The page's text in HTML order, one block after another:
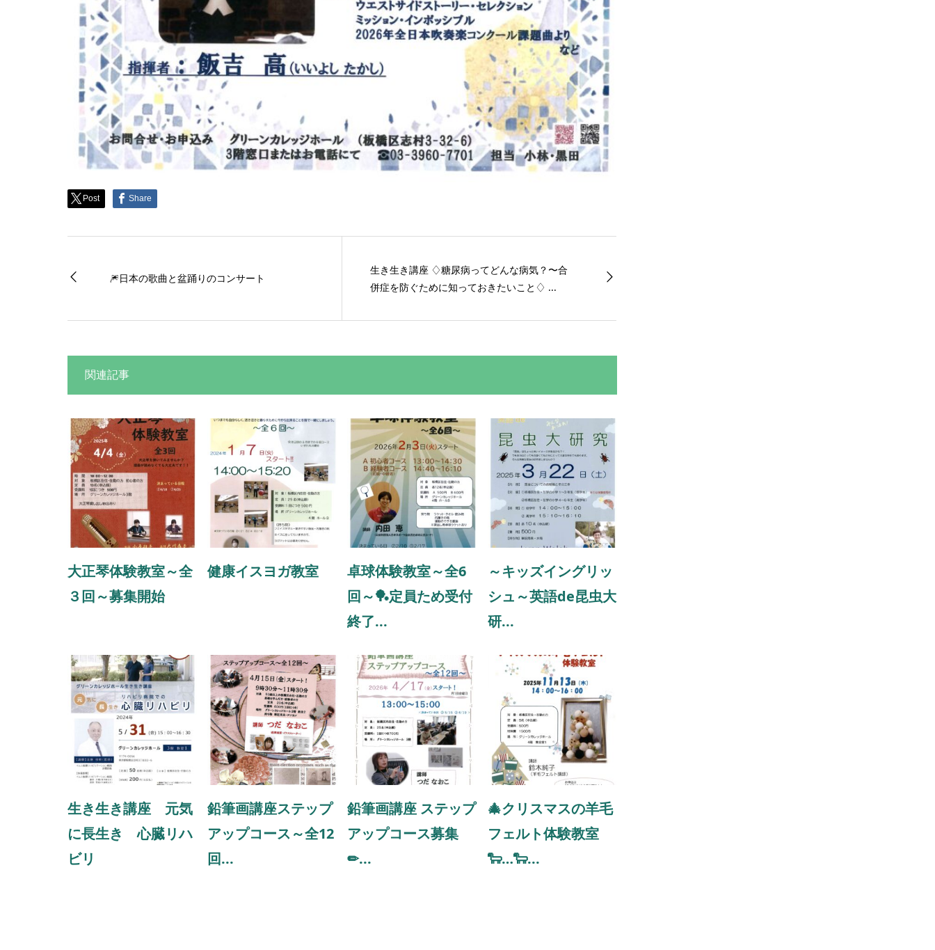
Post Share
🎆日本の歌曲と盆踊りのコンサート
生き生き講座 ♢糖尿病ってどんな病気？〜合
併症を防ぐために知っておきたいこと♢ ...
関連記事
大正琴体験教室～全
３回～募集開始
健康イスヨガ教室
卓球体験教室～全6
回～🏓定員ため受付
終了...
～キッズイングリッ
シュ～英語de昆虫大
研...
生き生き講座 元気
に長生き 心臓リハ
ビリ
鉛筆画講座ステップ
アップコース～全12
回...
鉛筆画講座 ステップ
アップコース募集
✏...
🎄クリスマスの羊毛
フェルト体験教室
🐑…🐑...